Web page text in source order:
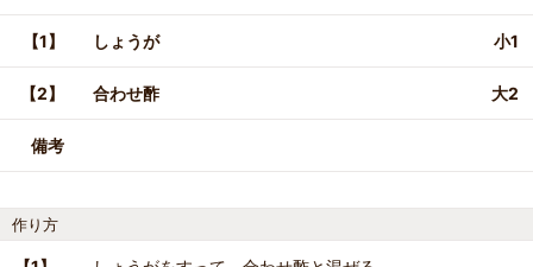
【1】 しょうが 小1
【2】 合わせ酢 大2
備考
作り方